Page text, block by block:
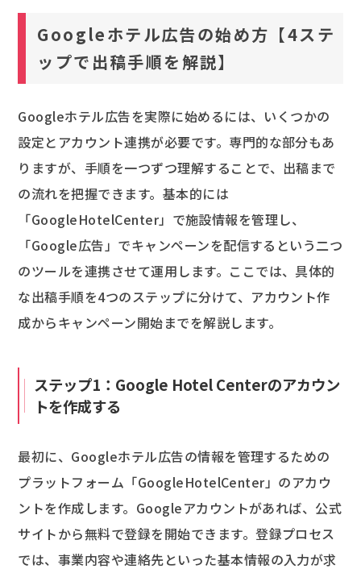
Googleホテル広告の始め方【4ステ
ップで出稿手順を解説】
Googleホテル広告を実際に始めるには、いくつかの
設定とアカウント連携が必要です。専門的な部分もあ
りますが、手順を一つずつ理解することで、出稿まで
の流れを把握できます。基本的には
「GoogleHotelCenter」で施設情報を管理し、
「Google広告」でキャンペーンを配信するという二つ
のツールを連携させて運用します。ここでは、具体的
な出稿手順を4つのステップに分けて、アカウント作
成からキャンペーン開始までを解説します。
ステップ1：Google Hotel Centerのアカウン
トを作成する
最初に、Googleホテル広告の情報を管理するための
プラットフォーム「GoogleHotelCenter」のアカウ
ントを作成します。Googleアカウントがあれば、公式
サイトから無料で登録を開始できます。登録プロセス
では、事業内容や連絡先といった基本情報の入力が求